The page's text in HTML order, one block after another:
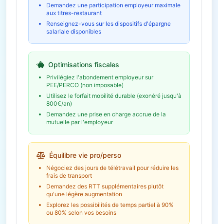
développement
an
Budget formation personnel
Épargne salariale
(PEE/PERCO)
9 096 € /
an
Abondement employeur
Économie fiscale potentielle
Demandez une participation employeur maximale
aux titres-restaurant
Renseignez-vous sur les dispositifs d'épargne
salariale disponibles
Optimisations fiscales
Privilégiez l'abondement employeur sur
PEE/PERCO (non imposable)
Utilisez le forfait mobilité durable (exonéré jusqu'à
800€/an)
Demandez une prise en charge accrue de la
mutuelle par l'employeur
Équilibre vie pro/perso
Négociez des jours de télétravail pour réduire les
frais de transport
Demandez des RTT supplémentaires plutôt
qu'une légère augmentation
Explorez les possibilités de temps partiel à 90%
ou 80% selon vos besoins